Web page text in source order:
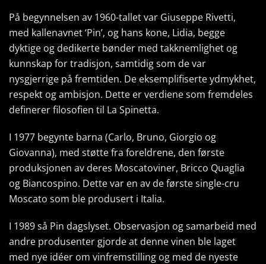
På begynnelsen av 1960-tallet var Giuseppe Rivetti,
med kallenavnet ‘Pin’, og hans kone, Lidia, begge
dyktige og dedikerte bønder med takknemlighet og
kunnskap for tradisjon, samtidig som de var
nysgjerrige på fremtiden. De eksemplifiserte ydmykhet,
respekt og ambisjon. Dette er verdiene som fremdeles
definerer filosofien til La Spinetta.
I 1977 begynte barna (Carlo, Bruno, Giorgio og
Giovanna), med støtte fra foreldrene, den første
produksjonen av deres Moscatoviner, Bricco Quaglia
og Biancospino. Dette var en av de første single-cru
Moscato som ble produsert i Italia.
I 1989 så Pin dagslyset. Observasjon og samarbeid med
andre produsenter gjorde at denne vinen ble laget
med nye idéer om vinfremstilling og med de nyeste